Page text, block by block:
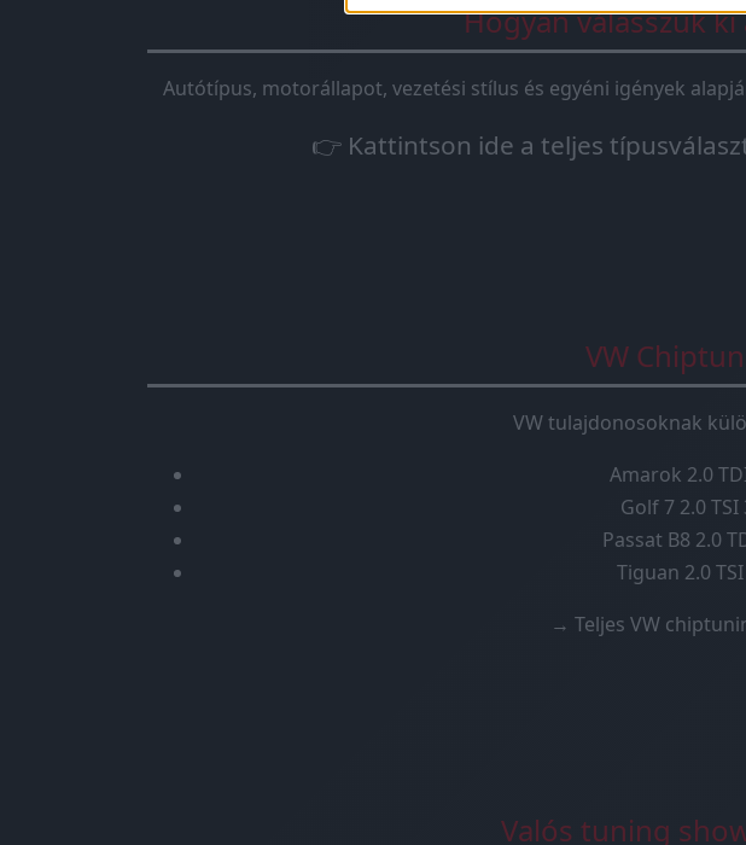
Hogyan válasszuk
Autótípus, motorállapot, vezetési stílus és egyéni igények
👉 Kattintson ide a teljes
VW
VW tulajdonosoknak
Amarok 2.0
Golf 7 2.0
Passat B8 2.0
Tiguan 2.0
→ Teljes VW
Valós tuning